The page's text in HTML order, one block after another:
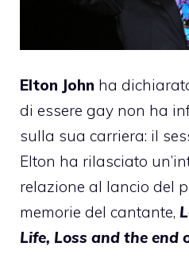
Elton John ha
di essere gay non ha
sulla sua carriera: il
Elton ha rilasciato
relazione al lancio del
memorie del cantante,
Life, Loss and the end